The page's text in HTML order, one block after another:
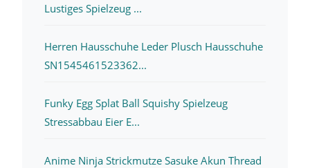
Lustiges Spielzeug ...
Herren Hausschuhe Leder Plusch Hausschuhe
SN1545461523362...
Funky Egg Splat Ball Squishy Spielzeug
Stressabbau Eier E...
Anime Ninja Strickmutze Sasuke Akun Thread